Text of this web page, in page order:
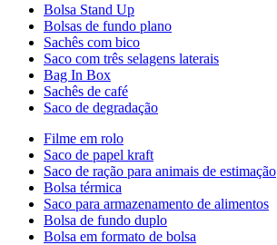
Bolsa Stand Up
Bolsas de fundo plano
Sachês com bico
Saco com três selagens laterais
Bag In Box
Sachês de café
Saco de degradação
Filme em rolo
Saco de papel kraft
Saco de ração para animais de estimação
Bolsa térmica
Saco para armazenamento de alimentos
Bolsa de fundo duplo
Bolsa em formato de bolsa